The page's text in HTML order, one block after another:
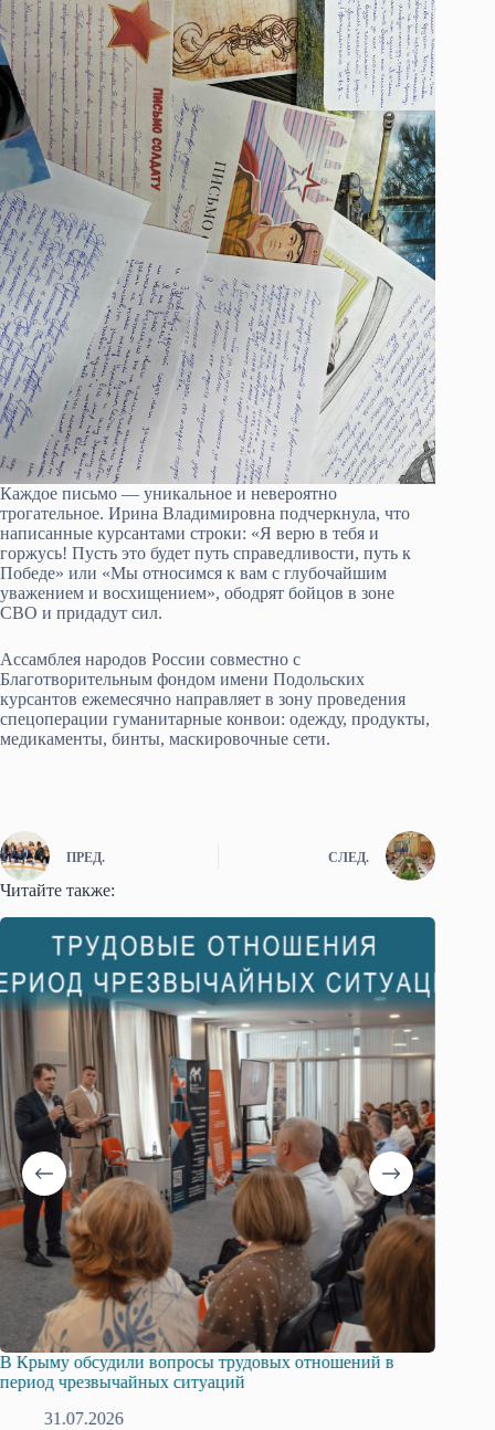
Каждое письмо — уникальное и невероятно
трогательное. Ирина Владимировна подчеркнула, что
написанные курсантами строки: «Я верю в тебя и
горжусь! Пусть это будет путь справедливости, путь к
Победе» или «Мы относимся к вам с глубочайшим
уважением и восхищением», ободрят бойцов в зоне
СВО и придадут сил.
Ассамблея народов России совместно с
Благотворительным фондом имени Подольских
курсантов ежемесячно направляет в зону проведения
спецоперации гуманитарные конвои: одежду, продукты,
медикаменты, бинты, маскировочные сети.
ПРЕД. СЛЕД.
Читайте также:
В Крыму обсудили вопросы трудовых отношений в
период чрезвычайных ситуаций
31.07.2026